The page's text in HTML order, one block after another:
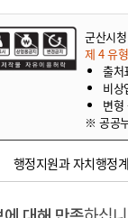
군산시
제 4 유
출처
비상
변형
※ 공공
행정지원과 자치행정계